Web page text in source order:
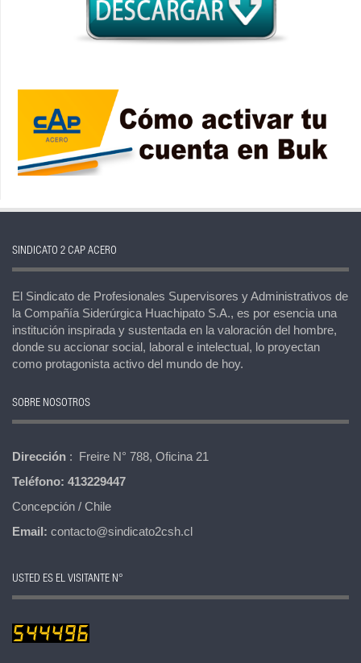
SINDICATO 2 CAP ACERO
El Sindicato de Profesionales Supervisores y Administrativos de
la Compañía Siderúrgica Huachipato S.A., es por esencia una
institución inspirada y sustentada en la valoración del hombre,
donde su accionar social, laboral e intelectual, lo proyectan
como protagonista activo del mundo de hoy.
SOBRE NOSOTROS
Dirección : Freire N° 788, Oficina 21
Teléfono: 413229447
Concepción / Chile
Email: contacto@sindicato2csh.cl
USTED ES EL VISITANTE N°